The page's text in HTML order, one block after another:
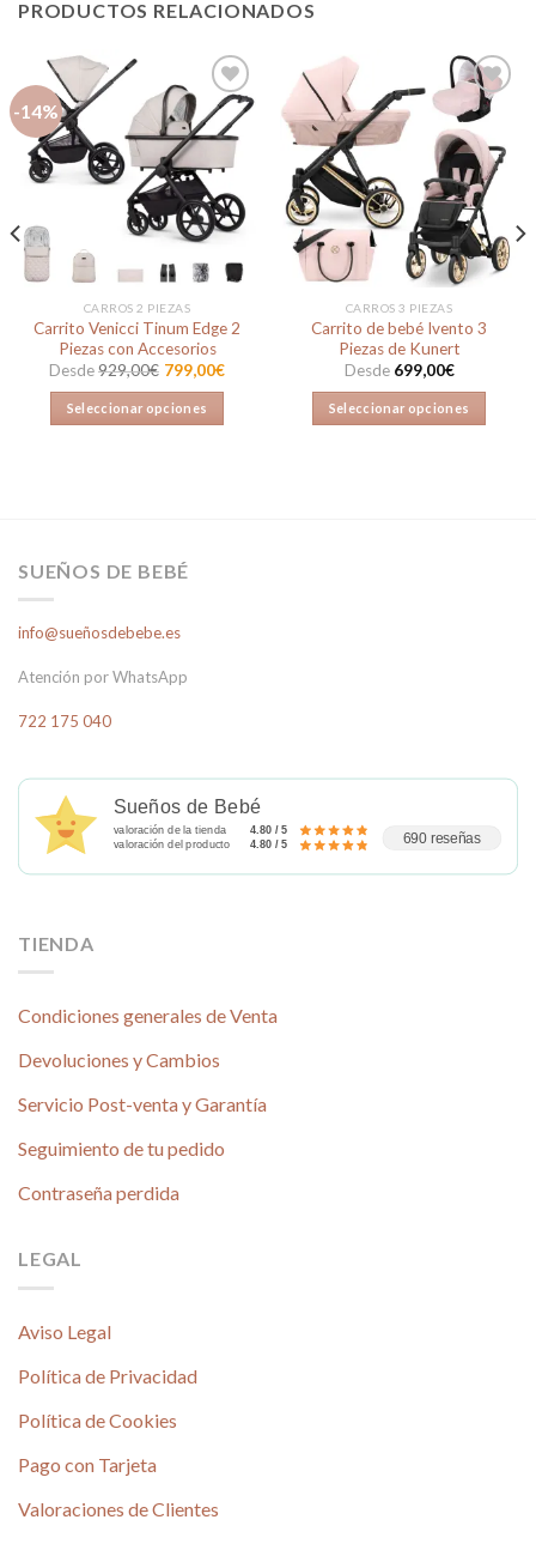
PRODUCTOS RELACIONADOS
-14%
Añadir
a la
lista de
deseos
CARROS 2 PIEZAS
Carrito Venicci Tinum Edge 2
Piezas con Accesorios
Desde929,00€ 799,00€
Seleccionar opciones
Las
pueden
en
Añadir
a la
lista de
deseos
CARROS 3 PIEZAS
Carrito de bebé Ivento 3
Piezas de Kunert
Desde 699,00€
Seleccionar opciones
SUEÑOS DE BEBÉ
info@sueñosdebebe.es
Atención por WhatsApp
722 175 040
Sueños de Bebé
valoración de la tienda 4.80 / 5
valoración del producto 4.80 / 5 690 reseñas
TIENDA
Condiciones generales de Venta
Devoluciones y Cambios
Servicio Post-venta y Garantía
Seguimiento de tu pedido
Contraseña perdida
LEGAL
Aviso Legal
Política de Privacidad
Política de Cookies
Pago con Tarjeta
Valoraciones de Clientes